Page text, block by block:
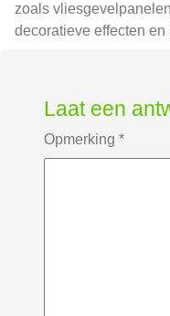
zoals
decoratieve effecten
Laat een
Opmerking *